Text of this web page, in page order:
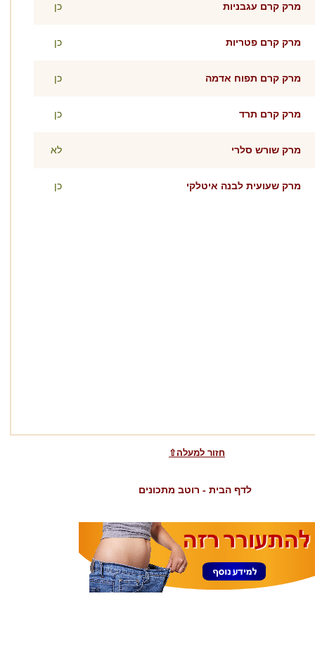
מרק קרם עגבניות כן
מרק קרם פטריות כן
מרק קרם תפוח אדמה כן
מרק קרם תרד כן
מרק שורש סלרי לא
מרק שעועית לבנה איטלקי כן
⇧חזור למעלה
לדף הבית - רוטב מתכונים